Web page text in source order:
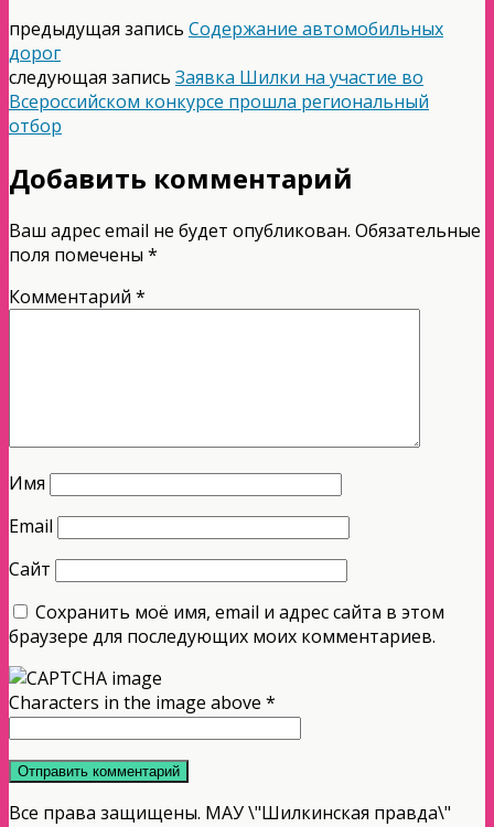
предыдущая запись Содержание автомобильных
дорог
следующая запись Заявка Шилки на участие во
Всероссийском конкурсе прошла региональный
отбор
Добавить комментарий
Ваш адрес email не будет опубликован. Обязательные
поля помечены *
Комментарий *
Имя
Email
Сайт
Сохранить моё имя, email и адрес сайта в этом
браузере для последующих моих комментариев.
Characters in the image above *
Все права защищены. МАУ \"Шилкинская правда\"